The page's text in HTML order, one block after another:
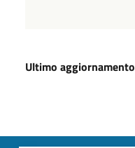
Ultimo aggiornamento